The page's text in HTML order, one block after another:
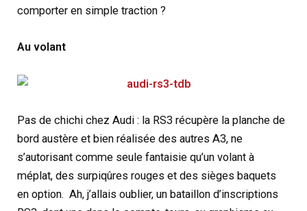
comporter en simple traction ?
Au volant
Pas de chichi chez Audi : la RS3 récupère la planche de
bord austère et bien réalisée des autres A3, ne
s’autorisant comme seule fantaisie qu’un volant à
méplat, des surpiqûres rouges et des sièges baquets
en option. Ah, j’allais oublier, un bataillon d’inscriptions